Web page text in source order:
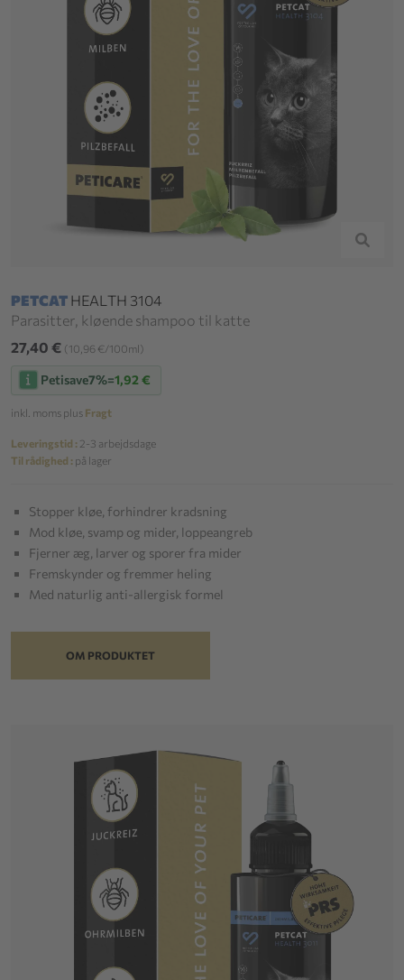
PETCAT HEALTH 3104
Parasitter, kløende shampoo til katte
27,40 € (10,96 €/100ml)
Petisave7%=1,92 €
inkl. moms plus Fragt
Leveringstid : 2-3 arbejdsdage
Til rådighed : på lager
Stopper kløe, forhindrer kradsning
Mod kløe, svamp og mider, loppeangreb
Fjerner æg, larver og sporer fra mider
Fremskynder og fremmer heling
Med naturlig anti-allergisk formel
OM PRODUKTET